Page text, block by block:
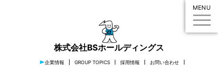
株式会社BSホールディングス
企業情報 GROUP TOPICS 採用情報 お問い合わせ
MENU